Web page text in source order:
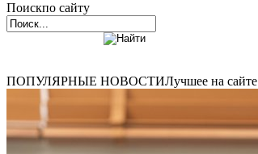
Поискпо сайту
ПОПУЛЯРНЫЕ НОВОСТИЛучшее на сайте